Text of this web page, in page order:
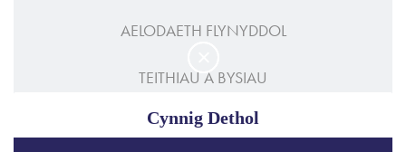
AELODAETH FLYNYDDOL
TEITHIAU A BYSIAU
Y GANOLFAN GROESO
Cynnig Dethol